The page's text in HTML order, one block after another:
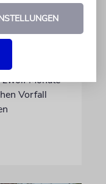
als
geben
Monate
Vorfall